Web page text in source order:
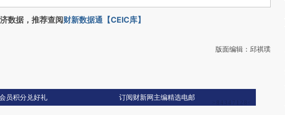
数据，推荐查阅财新数据通【CEIC库】
版面编辑：邱祺璞
员积分兑好礼 订阅财新网主编精选电邮